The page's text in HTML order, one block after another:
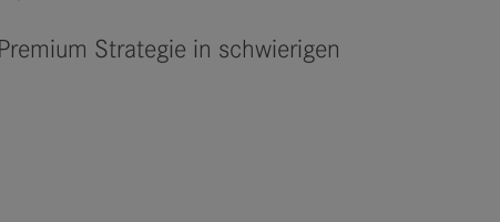
Strategie in schwierigen